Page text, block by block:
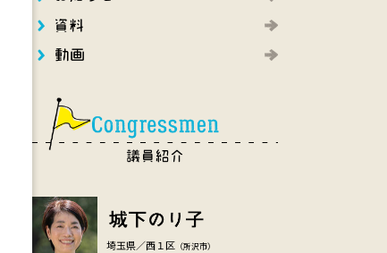
埼玉県／西１区 （所沢市）